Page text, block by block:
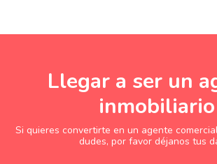
Llegar a ser un
inmobiliario
Si quieres convertirte en un agente
dudes, por favor déjanos tus